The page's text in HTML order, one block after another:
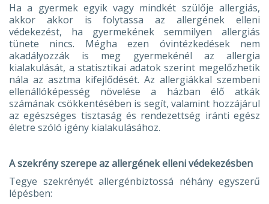
Ha a gyermek egyik vagy mindkét szülője allergiás,
akkor akkor is folytassa az allergének elleni
védekezést, ha gyermekének semmilyen allergiás
tünete nincs. Mégha ezen óvintézkedések nem
akadályozzák is meg gyermekénél az allergia
kialakulását, a statisztikai adatok szerint megelőzhetik
nála az asztma kifejlődését. Az allergiákkal szembeni
ellenállóképesség növelése a házban élő atkák
számának csökkentésében is segít, valamint hozzájárul
az egészséges tisztaság és rendezettség iránti egész
életre szóló igény kialakulásához.
A szekrény szerepe az allergének elleni védekezésben
Tegye szekrényét allergénbiztossá néhány egyszerű
lépésben: